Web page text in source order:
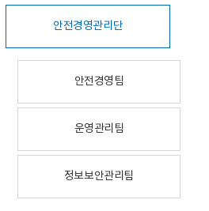
안전경영관리단
안전경영팀
운영관리팀
정보보안관리팀